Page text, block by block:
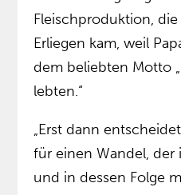
Fleischproduktion,
Erliegen kam, weil
dem beliebten Motto
lebten.“
„Erst dann
für einen Wandel,
und in dessen Folge